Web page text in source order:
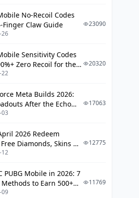
No-Recoil Codes
Finger Claw Guide
26
23090
Sensitivity Codes
Zero Recoil for the
& AUG Meta
22
20320
Meta Builds 2026:
After the Echo
17063
2026 Redeem
Diamonds, Skins &
Rewards
12
12775
PUBG Mobile in 2026: 7
Methods to Earn 500+
& RPA18 Updates)
09
11769